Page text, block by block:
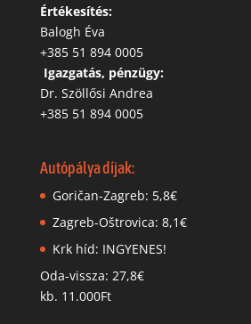
Értékesítés:
Balogh Éva
+385 51 894 0005
Igazgatás, pénzügy:
Dr. Szöllősi Andrea
+385 51 894 0005
Autópálya díjak:
Goričan-Zagreb: 5,8€
Zagreb-Oštrovica: 8,1€
Krk híd: INGYENES!
Oda-vissza: 27,8€
kb. 11.000Ft